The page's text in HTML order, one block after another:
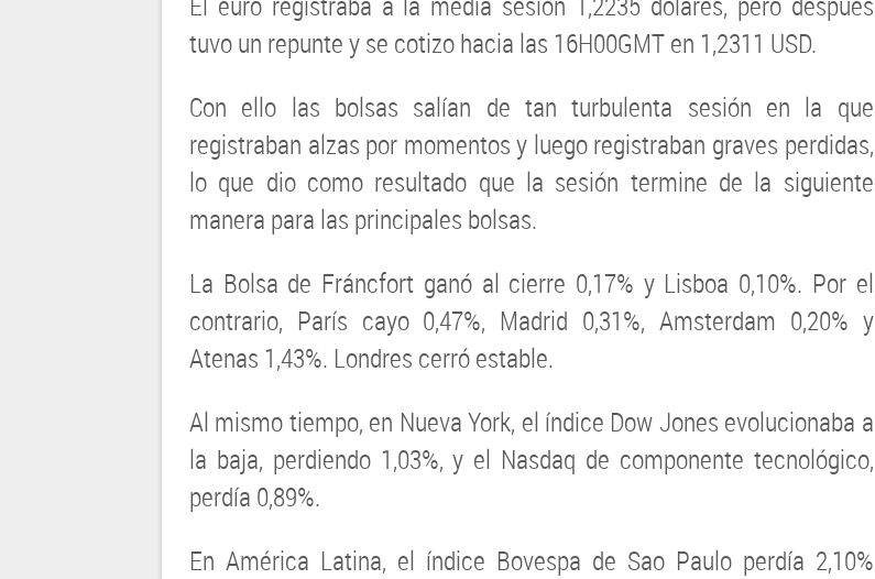
tuvo un repunte y se cotizo hacia las 16H00GMT en 1,2311 USD.
Con ello las bolsas salían de tan turbulenta sesión en la que
registraban alzas por momentos y luego registraban graves perdidas,
lo que dio como resultado que la sesión termine de la siguiente
manera para las principales bolsas.
La Bolsa de Fráncfort ganó al cierre 0,17% y Lisboa 0,10%. Por el
contrario, París cayo 0,47%, Madrid 0,31%, Amsterdam 0,20% y
Atenas 1,43%. Londres cerró estable.
Al mismo tiempo, en Nueva York, el índice Dow Jones evolucionaba a
la baja, perdiendo 1,03%, y el Nasdaq de componente tecnológico,
perdía 0,89%.
En América Latina, el índice Bovespa de Sao Paulo perdía 2,10%